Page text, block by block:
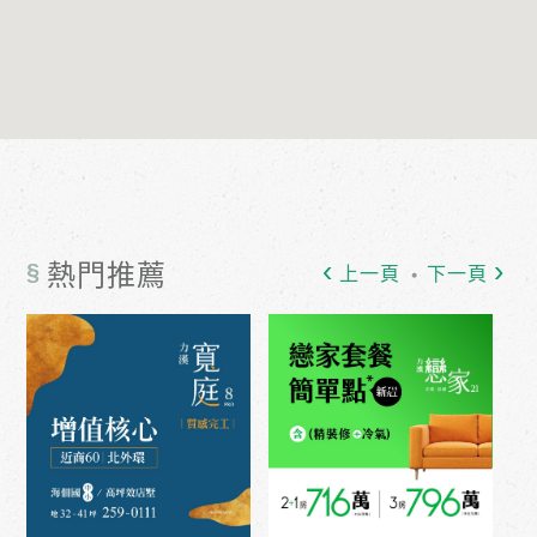
§ 熱門推薦 上一頁 下一頁